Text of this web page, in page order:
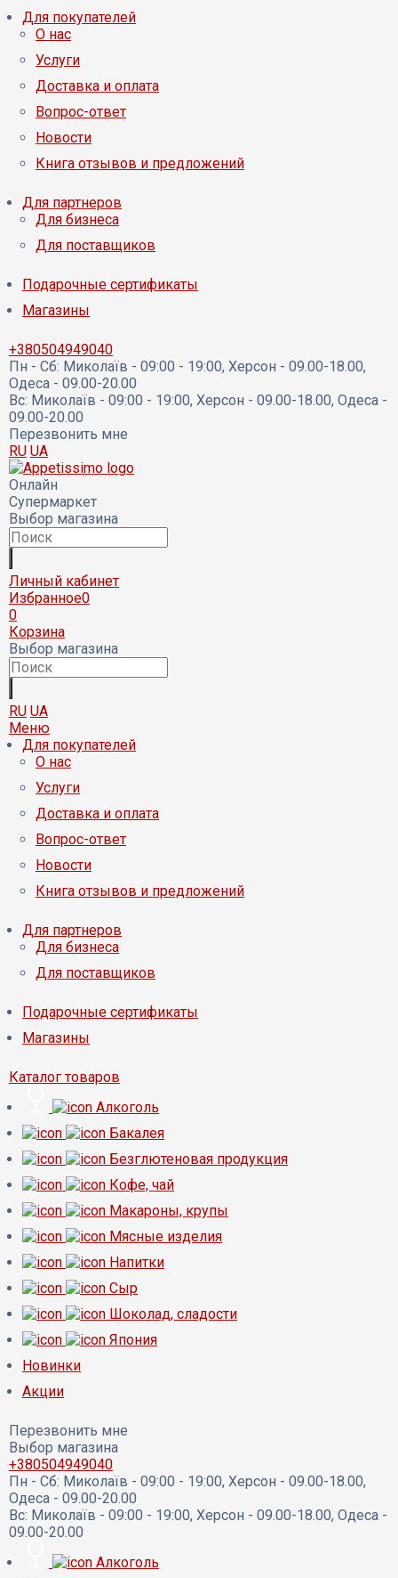
Для покупателей
О нас
Услуги
Доставка и оплата
Вопрос-ответ
Новости
Книга отзывов и предложений
Для партнеров
Для бизнеса
Для поставщиков
Подарочные сертификаты
Магазины
+380504949040
Пн - Сб: Миколаїв - 09:00 - 19:00, Херсон - 09.00-18.00,
Одеса - 09.00-20.00
Вс: Миколаїв - 09:00 - 19:00, Херсон - 09.00-18.00, Одеса -
09.00-20.00
Перезвонить мне
RU UA
Онлайн
Супермаркет
Выбор магазина
Личный кабинет
Избранное0
0
Корзина
Выбор магазина
RU UA
Меню
Для покупателей
О нас
Услуги
Доставка и оплата
Вопрос-ответ
Новости
Книга отзывов и предложений
Для партнеров
Для бизнеса
Для поставщиков
Подарочные сертификаты
Магазины
Каталог товаров
Алкоголь
Бакалея
Безглютеновая продукция
Кофе, чай
Макароны, крупы
Мясные изделия
Напитки
Сыр
Шоколад, сладости
Япония
Новинки
Акции
Перезвонить мне
Выбор магазина
+380504949040
Пн - Сб: Миколаїв - 09:00 - 19:00, Херсон - 09.00-18.00,
Одеса - 09.00-20.00
Вс: Миколаїв - 09:00 - 19:00, Херсон - 09.00-18.00, Одеса -
09.00-20.00
Алкоголь